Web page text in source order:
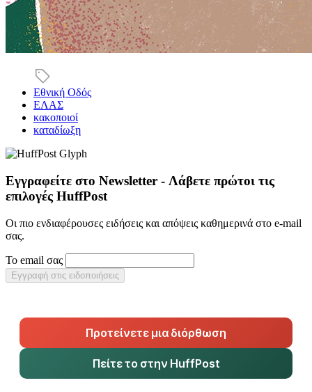
Εθνική Οδός
ΕΛΑΣ
κακοποιοί
καταδίωξη
Εγγραφείτε στο Newsletter - Λάβετε πρώτοι τις
επιλογές HuffPost
Οι πιο ενδιαφέρουσες ειδήσεις και απόψεις καθημερινά στο e-mail
σας.
Το email σας
Εγγραφή στις ειδοποιήσεις
Προτείνετε μια διόρθωση
Πείτε το στην HuffPost